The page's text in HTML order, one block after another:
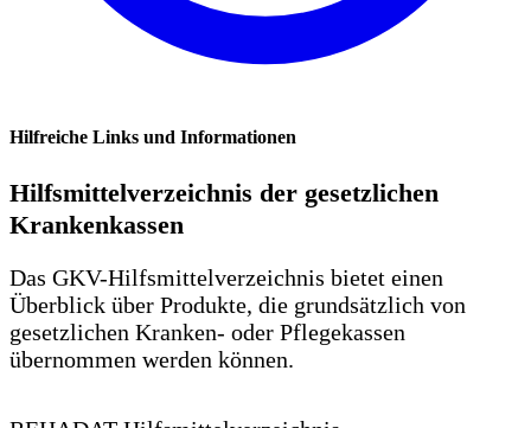
Hilfreiche Links und Informationen
Hilfsmittelverzeichnis der gesetzlichen
Krankenkassen
Das GKV-Hilfsmittelverzeichnis bietet einen
Überblick über Produkte, die grundsätzlich von
gesetzlichen Kranken- oder Pflegekassen
übernommen werden können.